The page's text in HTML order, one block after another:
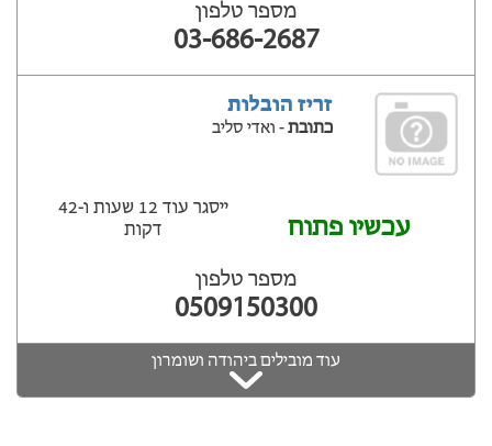
מספר טלפון
03-686-2687
זריז הובלות
כתובת- ואדי סליב
עכשיו פתוח
ייסגר עוד 12 שעות ‫ו-42
דקות
מספר טלפון
0509150300
עוד מובילים ביהודה ושומרון